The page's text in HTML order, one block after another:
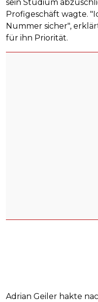
sein Studium
Profigeschäft wagte.
Nummer sicher",
für ihn Priorität.
Adrian Geiler hakte